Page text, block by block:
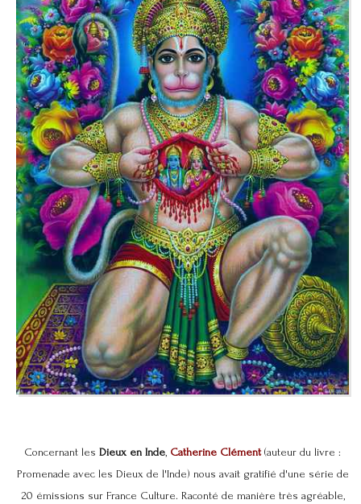
Concernant les Dieux en Inde, Catherine Clément(auteur du livre :
Promenade avec les Dieux de l'Inde) nous avait gratifié d'une série de
20 émissions sur France Culture. Raconté de manière très agréable,